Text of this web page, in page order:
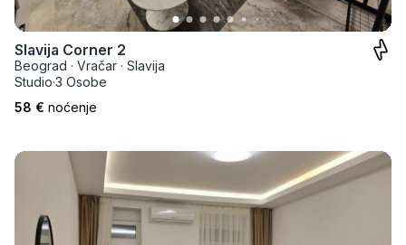
Slavija Corner 2
Beograd · Vračar · Slavija
Studio·3 Osobe
58 € noćenje